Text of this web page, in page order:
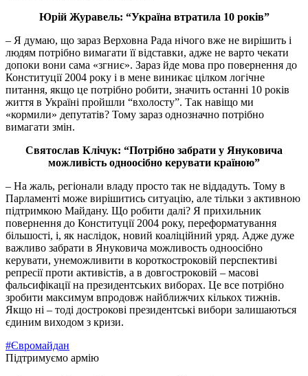
Юрій Журавель: “Україна втратила 10 років”
– Я думаю, що зараз Верховна Рада нічого вже не вирішить і
людям потрібно вимагати її відставки, адже не варто чекати
допоки вони сама «згниє». Зараз йде мова про повернення до
Конституції 2004 року і в мене виникає цілком логічне
питання, якщо це потрібно робити, значить останні 10 років
життя в Україні пройшли “вхолосту”. Так навіщо ми
«кормили» депутатів? Тому зараз однозначно потрібно
вимагати змін.
Святослав Клічук: “Потрібно забрати у Януковича
можливість одноосібно керувати країною”
– На жаль, регіонали владу просто так не віддадуть. Тому в
Парламенті може вирішитись ситуацію, але тільки з активною
підтримкою Майдану. Що робити далі? Я прихильник
повернення до Конституції 2004 року, переформатування
більшості, і, як наслідок, новий коаліційний уряд. Адже дуже
важливо забрати в Януковича можливость одноосібно
керувати, унеможливити в короткостроковій перспективі
репресії проти активістів, а в довгостроковій – масові
фальсифікації на президентських виборах. Це все потрібно
зробити максимум впродовж найближчих кількох тижнів.
Якщо ні – тоді дострокові президентські вибори залишаються
єдиним виходом з кризи.
#Євромайдан
Підтримуємо армію